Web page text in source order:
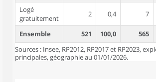
Logé
gratuitement
2 0,4 7
Ensemble 521 100,0 565
Sources : Insee, RP2012, RP2017 et RP2023,
principales, géographie au 01/01/2026.